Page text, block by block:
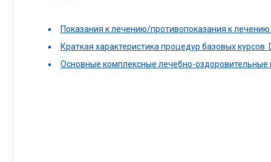
Показания к лечению/противопоказания к
Краткая характеристика процедур базовых курсов
Основные комплексные лечебно-оздоровительные